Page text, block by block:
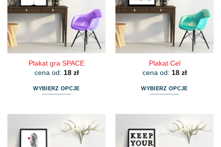
można
wybrać
na
stronie
produktu
można
wybrać
na
stronie
produktu
Plakat gra SPACE
cena od: 18 zł
WYBIERZ OPCJE
wiele
wariantów.
Plakat Cel
cena od: 18 zł
WYBIERZ OPCJE
wiele
wariantów.